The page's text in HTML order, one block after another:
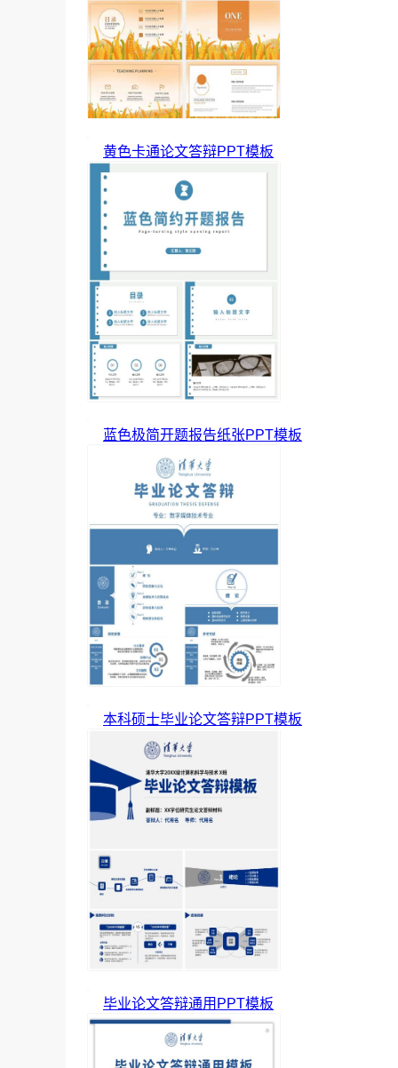
黄色卡通论文答辩PPT模板
蓝色极简开题报告纸张PPT模板
本科硕士毕业论文答辩PPT模板
毕业论文答辩通用PPT模板